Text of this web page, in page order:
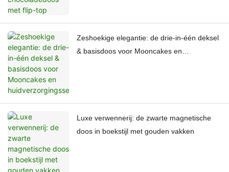
Zeshoekige elegantie: de drie-in-één deksel
& basisdoos voor Mooncakes en
Luxe verwennerij: de zwarte magnetische
doos in boekstijl met gouden vakken